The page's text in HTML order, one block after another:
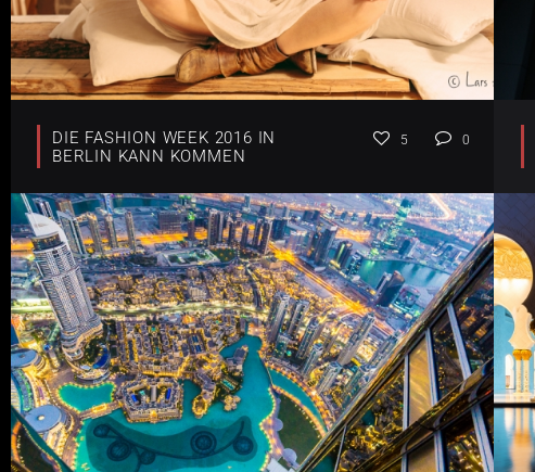
DIE FASHION WEEK 2016 IN
BERLIN KANN KOMMEN
5 0